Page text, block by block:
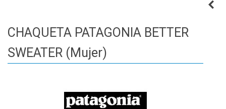
CHAQUETA PATAGONIA BETTER
SWEATER (Mujer)